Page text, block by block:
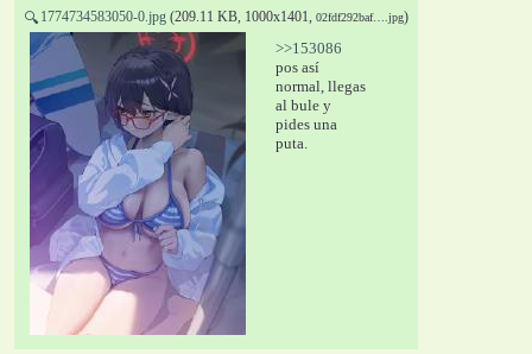
🔍 1774734583050-0.jpg (209.11 KB, 1000x1401, 02fdf292baf….jpg)
>>153086
pos así
normal, llegas
al bule y
pides una
puta.